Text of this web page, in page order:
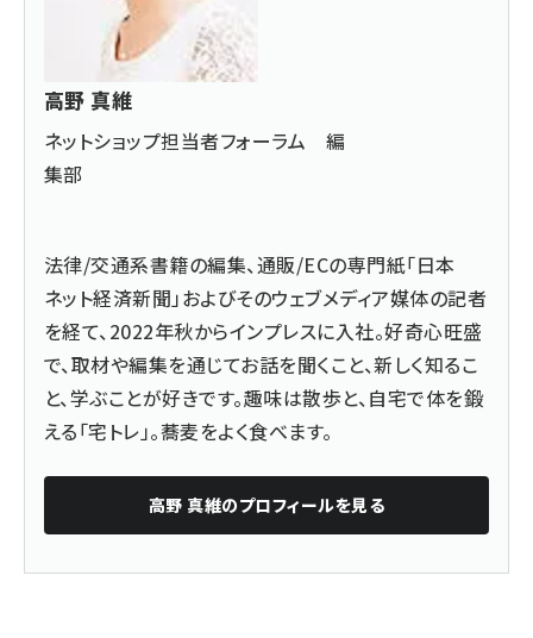
高野 真維
ネットショップ担当者フォーラム 編
集部
法律/交通系書籍の編集、通販/ECの専門紙「日本
ネット経済新聞」およびそのウェブメディア媒体の記者
を経て、2022年秋からインプレスに入社。好奇心旺盛
で、取材や編集を通じてお話を聞くこと、新しく知るこ
と、学ぶことが好きです。趣味は散歩と、自宅で体を鍛
える「宅トレ」。蕎麦をよく食べます。
高野 真維のプロフィールを見る